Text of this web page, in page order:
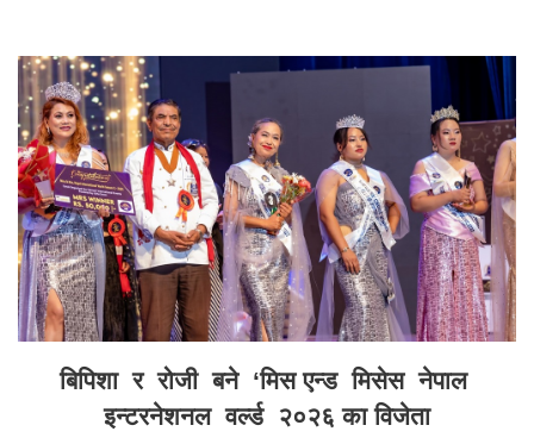
बिपिशा र रोजी बने ‘मिस एन्ड मिसेस नेपाल
इन्टरनेशनल वर्ल्ड २०२६ का विजेता